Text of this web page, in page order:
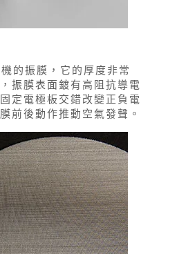
的振膜，它的厚度非常
振膜表面鍍有高阻抗導電
定電極板交錯改變正負電
前後動作推動空氣發聲。